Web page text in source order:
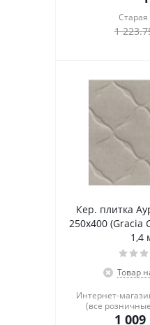
1
Кер. плитка
250х400 (Gracia
1,4
Товар
Интернет-
(все
1 009